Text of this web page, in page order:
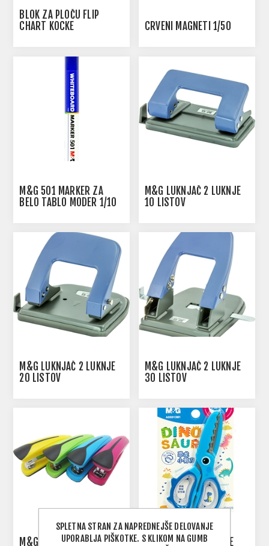
BLOK ZA PLOČU FLIP
CHART KOCKE
CRVENI MAGNETI 1/50
M&G 501 MARKER ZA
BELO TABLO MODER 1/10
M&G LUKNJAČ 2 LUKNJE
10 LISTOV
M&G LUKNJAČ 2 LUKNJE
20 LISTOV
M&G LUKNJAČ 2 LUKNJE
30 LISTOV
M&G COLOR JOY SPENJAČ M&G DINOSAUR ŠKARE
SPLETNA STRAN ZA NAPREDNEJŠE DELOVANJE
UPORABLJA PIŠKOTKE. S KLIKOM NA GUMB